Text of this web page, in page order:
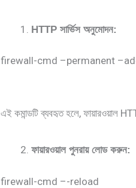
HTTPসার্ভিস অনুমোদন:
firewall-cmd –permanent
এই কমান্ডটি ব্যবহৃত হলে, ফায়ারওয়াল
ফায়ারওয়াল পুনরায় লোড করুন:
firewall-cmd –-reload